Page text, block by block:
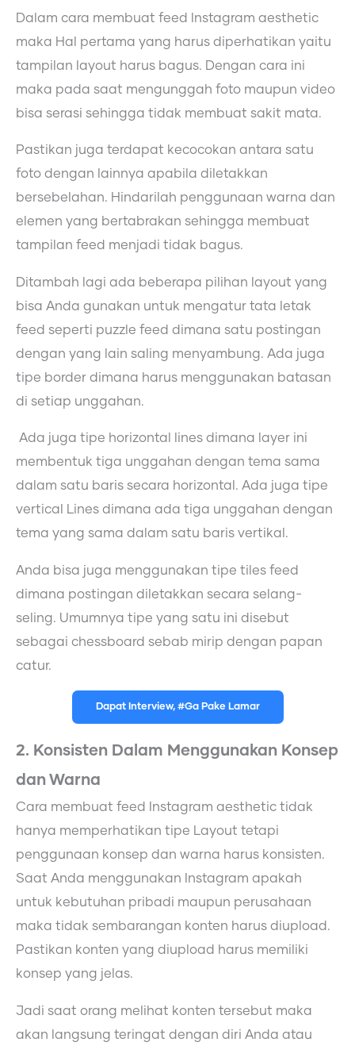
Dalam cara membuat feed Instagram aesthetic
maka Hal pertama yang harus diperhatikan yaitu
tampilan layout harus bagus. Dengan cara ini
maka pada saat mengunggah foto maupun video
bisa serasi sehingga tidak membuat sakit mata.
Pastikan juga terdapat kecocokan antara satu
foto dengan lainnya apabila diletakkan
bersebelahan. Hindarilah penggunaan warna dan
elemen yang bertabrakan sehingga membuat
tampilan feed menjadi tidak bagus.
Ditambah lagi ada beberapa pilihan layout yang
bisa Anda gunakan untuk mengatur tata letak
feed seperti puzzle feed dimana satu postingan
dengan yang lain saling menyambung. Ada juga
tipe border dimana harus menggunakan batasan
di setiap unggahan.
Ada juga tipe horizontal lines dimana layer ini
membentuk tiga unggahan dengan tema sama
dalam satu baris secara horizontal. Ada juga tipe
vertical Lines dimana ada tiga unggahan dengan
tema yang sama dalam satu baris vertikal.
Anda bisa juga menggunakan tipe tiles feed
dimana postingan diletakkan secara selang-
seling. Umumnya tipe yang satu ini disebut
sebagai chessboard sebab mirip dengan papan
catur.
Dapat Interview, #Ga Pake Lamar
2. Konsisten Dalam Menggunakan Konsep
dan Warna
Cara membuat feed Instagram aesthetic tidak
hanya memperhatikan tipe Layout tetapi
penggunaan konsep dan warna harus konsisten.
Saat Anda menggunakan Instagram apakah
untuk kebutuhan pribadi maupun perusahaan
maka tidak sembarangan konten harus diupload.
Pastikan konten yang diupload harus memiliki
konsep yang jelas.
Jadi saat orang melihat konten tersebut maka
akan langsung teringat dengan diri Anda atau